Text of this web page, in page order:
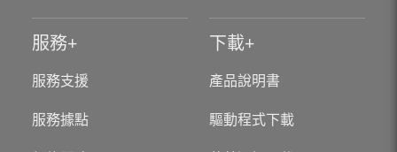
服務
服務支援
服務據點
下載
產品說明書
驅動程式下載